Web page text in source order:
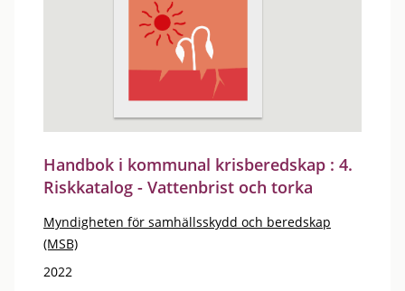
Handbok i kommunal krisberedskap : 4.
Riskkatalog - Vattenbrist och torka
Myndigheten för samhällsskydd och beredskap
(MSB)
2022